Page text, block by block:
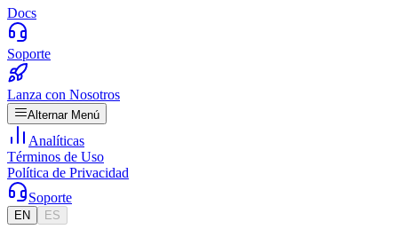
Docs
Soporte
Lanza con Nosotros
Alternar Menú
Analíticas
Términos de Uso
Política de Privacidad
Soporte
EN ES